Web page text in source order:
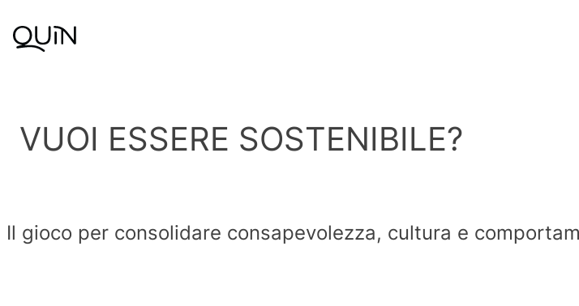
VUOI ESSERE SOSTENIBILE?
Il gioco per consolidare consapevolezza, cultura e